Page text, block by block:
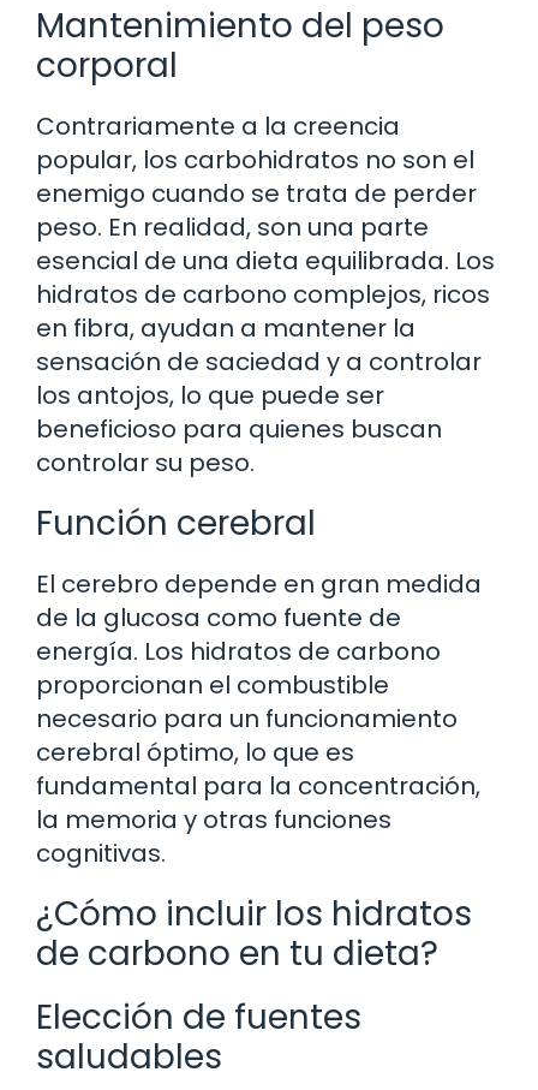
Mantenimiento del peso
corporal
Contrariamente a la creencia
popular, los carbohidratos no son el
enemigo cuando se trata de perder
peso. En realidad, son una parte
esencial de una dieta equilibrada. Los
hidratos de carbono complejos, ricos
en fibra, ayudan a mantener la
sensación de saciedad y a controlar
los antojos, lo que puede ser
beneficioso para quienes buscan
controlar su peso.
Función cerebral
El cerebro depende en gran medida
de la glucosa como fuente de
energía. Los hidratos de carbono
proporcionan el combustible
necesario para un funcionamiento
cerebral óptimo, lo que es
fundamental para la concentración,
la memoria y otras funciones
cognitivas.
¿Cómo incluir los hidratos
de carbono en tu dieta?
Elección de fuentes
saludables